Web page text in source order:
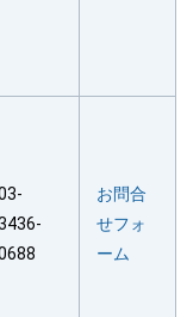
お問合
せフォ
ーム